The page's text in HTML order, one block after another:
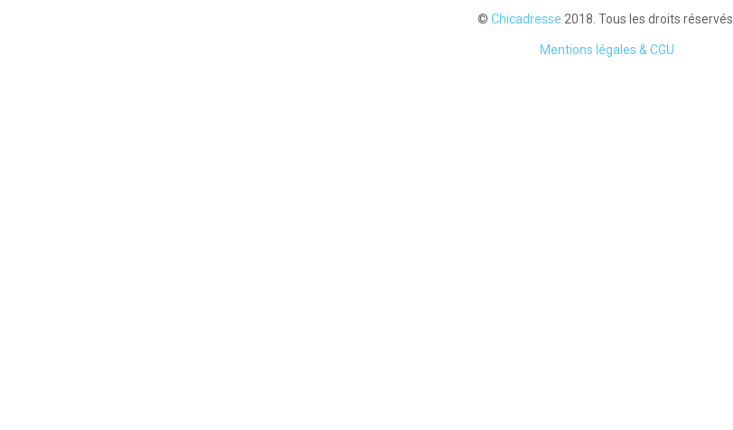
© Chicadresse 2018. Tous les droits réservés.
Mentions légales & CGU